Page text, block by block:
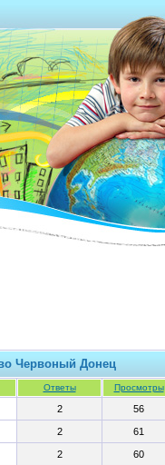
Червоный Донец
Ответы Просмотры
2 56
2 61
2 60